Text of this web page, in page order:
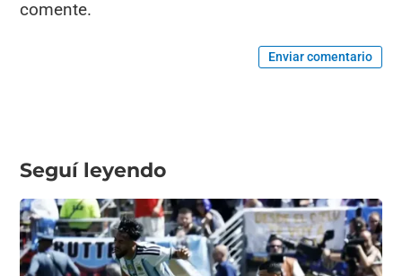
comente.
Enviar comentario
Seguí leyendo